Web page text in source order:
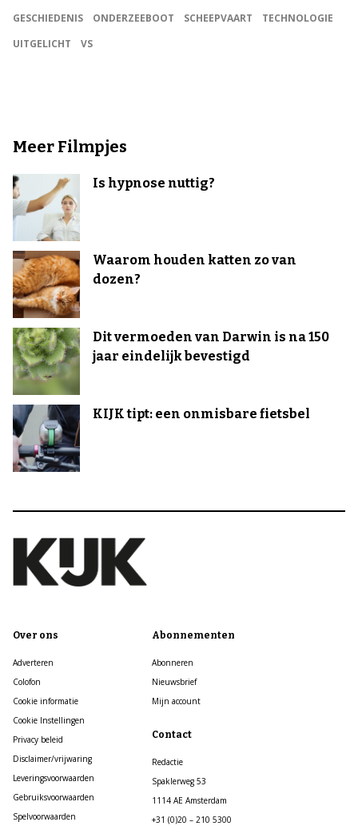
GESCHIEDENIS
ONDERZEEBOOT SCHEEPVAART
TECHNOLOGIE
UITGELICHT
VS
Meer Filmpjes
Is hypnose nuttig?
Waarom houden katten zo van
dozen?
Dit vermoeden van Darwin is na 150
jaar eindelijk bevestigd
KIJK tipt: een onmisbare fietsbel
Over ons
Adverteren
Colofon
Cookie informatie
Cookie Instellingen
Privacy beleid
Disclaimer/vrijwaring
Leveringsvoorwaarden
Gebruiksvoorwaarden
Spelvoorwaarden
Abonnementen
Abonneren
Nieuwsbrief
Mijn account
Contact
Redactie
Spaklerweg 53
1114 AE Amsterdam
+31 (0)20 – 210 5300